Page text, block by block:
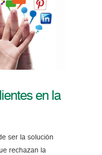
en la
ser la solución
rechazan la